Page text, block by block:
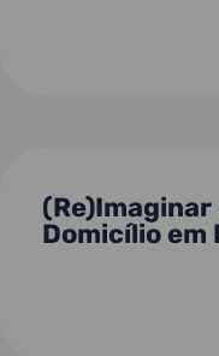
(Re)Imaginar
Domicílio em